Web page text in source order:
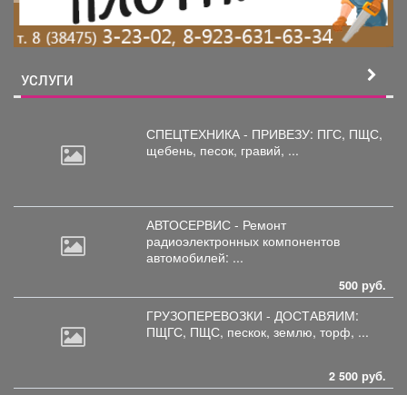
УСЛУГИ
СПЕЦТЕХНИКА - ПРИВЕЗУ: ПГС, ПЩС,
щебень, песок, гравий, ...
АВТОСЕРВИС - Ремонт
радиоэлектронных компонентов
автомобилей: ...
500 руб.
ГРУЗОПЕРЕВОЗКИ - ДОСТАВЯИМ:
ПЩГС, ПЩС, пескок, землю, торф, ...
2 500 руб.